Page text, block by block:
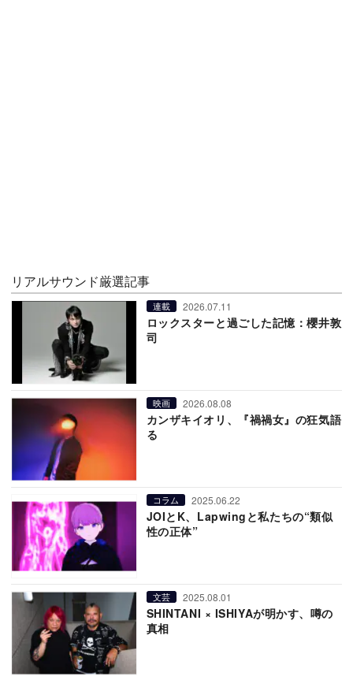
リアルサウンド厳選記事
連載 2026.07.11
ロックスターと過ごした記憶：櫻井敦
司
映画 2026.08.08
カンザキイオリ、『禍禍女』の狂気語
る
コラム 2025.06.22
JOIとK、Lapwingと私たちの“類似
性の正体”
文芸 2025.08.01
SHINTANI × ISHIYAが明かす、噂の
真相